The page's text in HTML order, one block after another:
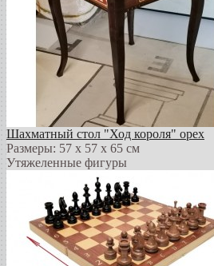
Шахматный стол "Ход короля" орех
Размеры: 57 х 57 х 65 см
Утяжеленные фигуры